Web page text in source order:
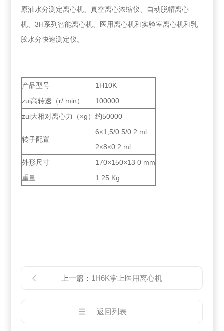
原油水分测定离心机、真空离心浓缩仪、自动脱帽离心
机、3H系列智能离心机、医用离心机和实验室离心机和乳
胶水分快速测定仪。
产品型号
1H10K
zui高转速（r/ min）
100000
zui大相对离心力（×g） 约50000
转子配置
6×1,5/0.5/0.2 ml
2×8×0.2 ml
外形尺寸
170×150×13 0 mm
重量
1.25 Kg
上一篇： 1H6K掌上医用离心机
返回列表